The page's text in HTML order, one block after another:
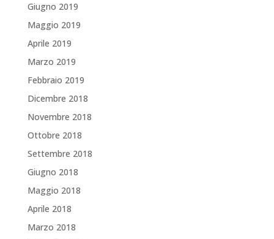
Giugno 2019
Maggio 2019
Aprile 2019
Marzo 2019
Febbraio 2019
Dicembre 2018
Novembre 2018
Ottobre 2018
Settembre 2018
Giugno 2018
Maggio 2018
Aprile 2018
Marzo 2018